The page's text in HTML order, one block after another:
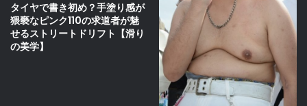
タイヤで書き初め？手塗り感が
猥褻なピンク110の求道者が魅
せるストリートドリフト【滑り
の美学】